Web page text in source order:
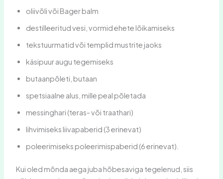
oliivõli või Bager balm
destilleeritud vesi, vormid ehete lõikamiseks
tekstuurmatid või templid mustrite jaoks
käsipuur augu tegemiseks
butaanpõleti, butaan
spetsiaalne alus, mille peal põletada
messinghari (teras- või traathari)
lihvimiseks liivapaberid (3 erinevat)
poleerimiseks poleerimispaberid (6 erinevat).
Kui oled mõnda aega juba hõbesaviga tegelenud, siis